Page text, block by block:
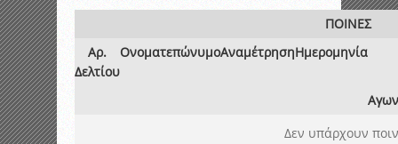
ΠΟΙΝΕΣ
Αρ.
Δελτίου
ΟνοματεπώνυμοΑναμέτρησηΗμερομηνία
Δεν υπάρχουν